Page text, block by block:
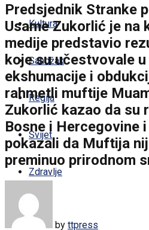
Kultura
Sandžak
Regija
Svijet
Zdravlje
Žena
Predsjednik Stranke
Usame Zukorlić je na
medije predstavio
koje su učestvovale
ekshumacije i
rahmetli muftije
Zukorlić kazao da su
Bosne i Hercegovine
pokazali da Muftija
preminuo prirodnom
by ttpress